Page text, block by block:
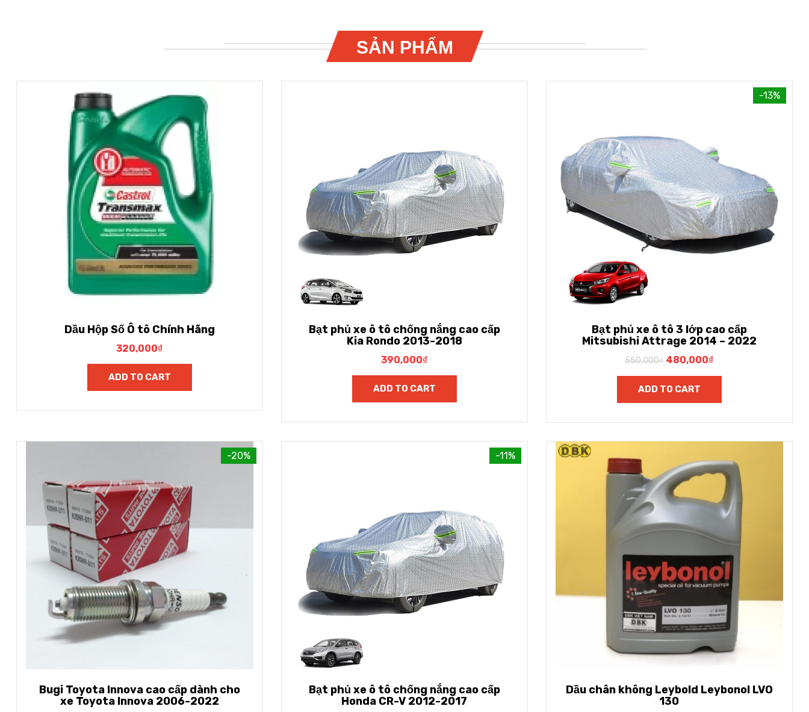
SẢN PHẨM
Dầu Hộp Số Ô tô Chính Hãng
320,000₫
ADD TO CART
Bạt phủ xe ô tô chống nắng cao cấp
Kia Rondo 2013-2018
390,000₫
ADD TO CART
-13%
Bạt phủ xe ô tô 3 lớp cao cấp
Mitsubishi Attrage 2014 – 2022
550,000₫ 480,000₫
ADD TO CART
-20%
Bugi Toyota Innova cao cấp dành cho
xe Toyota Innova 2006-2022
-11%
Bạt phủ xe ô tô chống nắng cao cấp
Honda CR-V 2012-2017
Dầu chân không Leybold Leybonol LVO
130